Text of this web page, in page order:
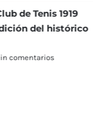
Infantil Navarro
como nuevo
comentarios